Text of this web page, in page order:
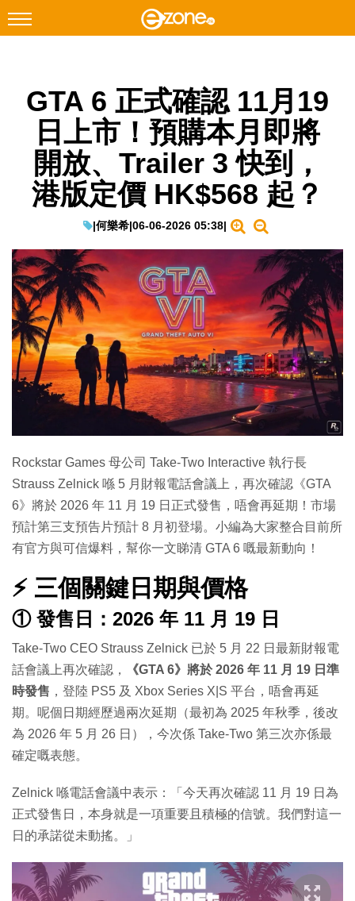
Facebook Instagram
科技焦點
網絡生活
遊戲動漫
EduTech
IT Times
生成式AI與雲端應用
Enterprise Digital Transformation
特集
GTA 6 正式確認 11月19
日上市！預購本月即將
開放、Trailer 3 快到，
港版定價 HK$568 起？
|何樂希|06-06-2026 05:38|
Rockstar Games 母公司 Take-Two Interactive 執行長
Strauss Zelnick 喺 5 月財報電話會議上，再次確認《GTA
6》將於 2026 年 11 月 19 日正式發售，唔會再延期！市場
預計第三支預告片預計 8 月初登場。小編為大家整合目前所
有官方與可信爆料，幫你一文睇清 GTA 6 嘅最新動向！
⚡ 三個關鍵日期與價格
① 發售日：2026 年 11 月 19 日
Take-Two CEO Strauss Zelnick 已於 5 月 22 日最新財報電
話會議上再次確認，
《GTA 6》將於 2026 年 11 月 19 日準
時發售 ，登陸 PS5 及 Xbox Series X|S 平台，唔會再延
期。呢個日期經歷過兩次延期（最初為 2025 年秋季，後改
為 2026 年 5 月 26 日），今次係 Take-Two 第三次亦係最
確定嘅表態。
Zelnick 喺電話會議中表示：「今天再次確認 11 月 19 日為
正式發售日，本身就是一項重要且積極的信號。我們對這一
日的承諾從未動搖。」